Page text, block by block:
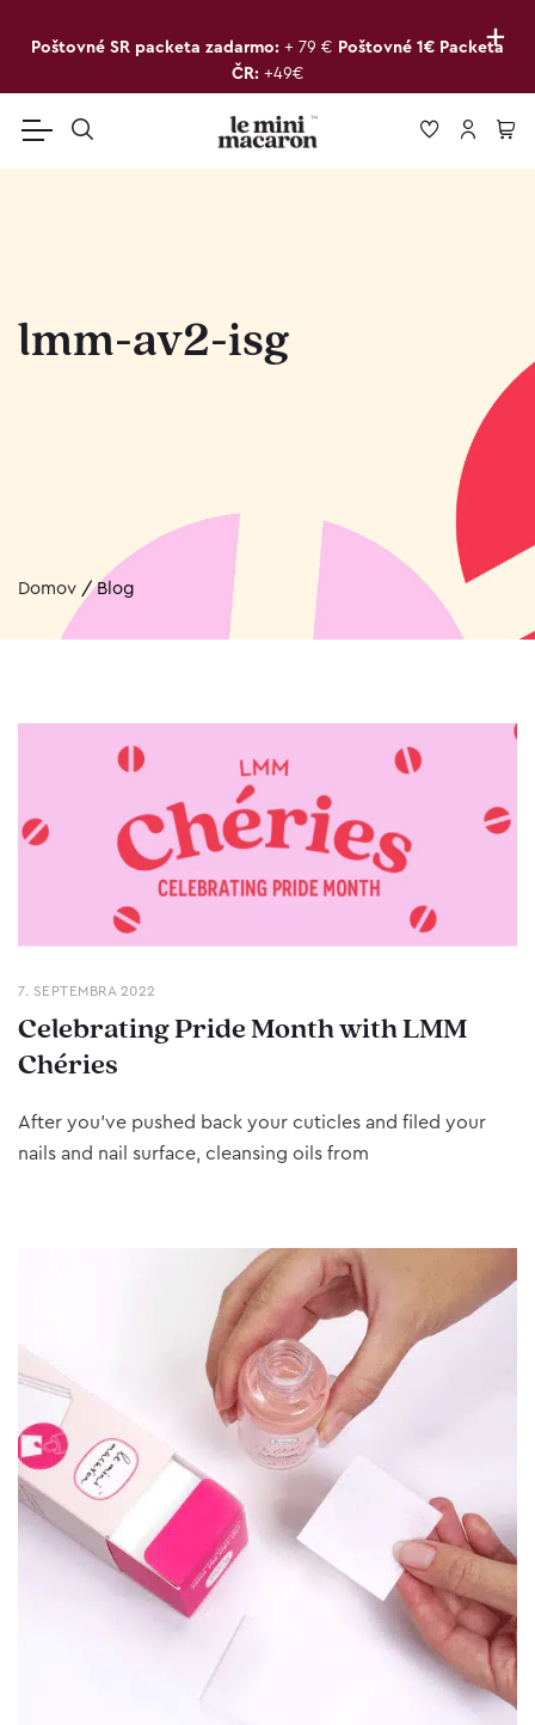
+
Poštovné SR packeta zadarmo: + 79 € Poštovné 1€ Packeta
ČR: +49€
lmm-av2-isg
Domov /Blog
7. SEPTEMBRA 2022
Celebrating Pride Month with LMM
Chéries
After you’ve pushed back your cuticles and filed your
nails and nail surface, cleansing oils from